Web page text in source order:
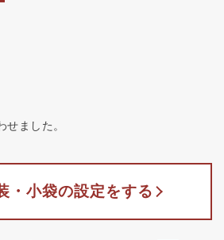
ました。
・小袋の設定をする